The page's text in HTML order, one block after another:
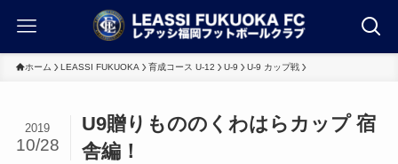
ホーム LEASSI FUKUOKA 育成コース U-12 U-9 U-9 カップ戦
U9贈りもののくわはらカップ 宿
舎編！
2019
10/28